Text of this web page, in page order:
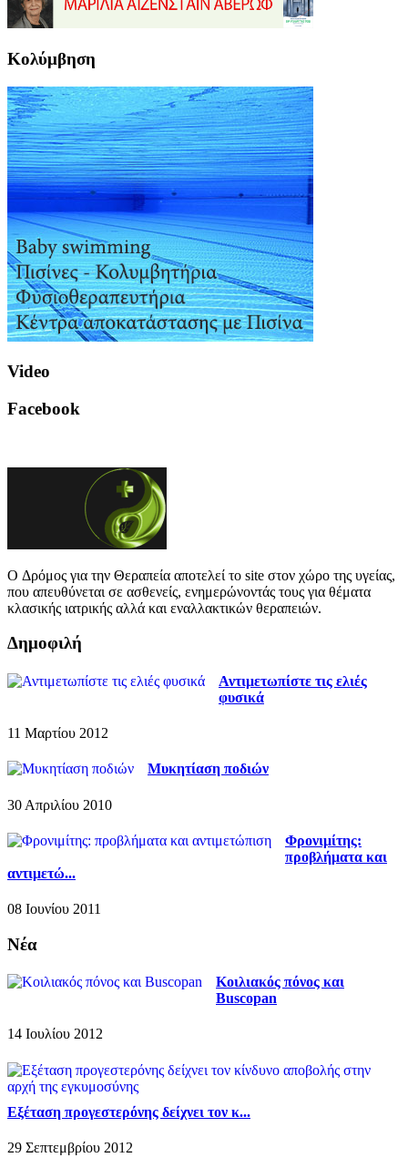
Κολύμβηση
Video
Facebook
O Δρόμος για την Θεραπεία αποτελεί το site στον χώρο της υγείας,
που απευθύνεται σε ασθενείς, ενημερώνοντάς τους για θέματα
κλασικής ιατρικής αλλά και εναλλακτικών θεραπειών.
Δημοφιλή
Αντιμετωπίστε τις ελιές
φυσικά
11 Μαρτίου 2012
Μυκητίαση ποδιών
30 Απριλίου 2010
Φρονιμίτης:
προβλήματα και
αντιμετώ...
08 Ιουνίου 2011
Νέα
Κοιλιακός πόνος και
Buscopan
14 Ιουλίου 2012
Εξέταση προγεστερόνης δείχνει τον κ...
29 Σεπτεμβρίου 2012